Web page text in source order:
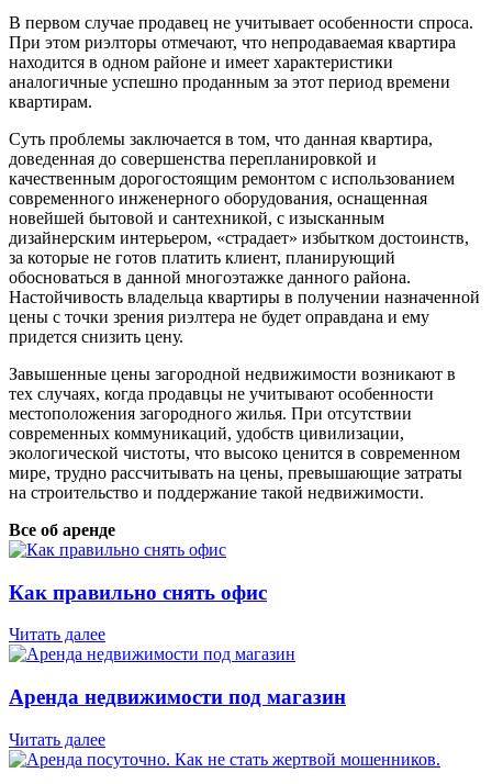
В первом случае продавец не учитывает особенности спроса.
При этом риэлторы отмечают, что непродаваемая квартира
находится в одном районе и имеет характеристики
аналогичные успешно проданным за этот период времени
квартирам.
Суть проблемы заключается в том, что данная квартира,
доведенная до совершенства перепланировкой и
качественным дорогостоящим ремонтом с использованием
современного инженерного оборудования, оснащенная
новейшей бытовой и сантехникой, с изысканным
дизайнерским интерьером, «страдает» избытком достоинств,
за которые не готов платить клиент, планирующий
обосноваться в данной многоэтажке данного района.
Настойчивость владельца квартиры в получении назначенной
цены с точки зрения риэлтера не будет оправдана и ему
придется снизить цену.
Завышенные цены загородной недвижимости возникают в
тех случаях, когда продавцы не учитывают особенности
местоположения загородного жилья. При отсутствии
современных коммуникаций, удобств цивилизации,
экологической чистоты, что высоко ценится в современном
мире, трудно рассчитывать на цены, превышающие затраты
на строительство и поддержание такой недвижимости.
Все об аренде
Как правильно снять офис
Читать далее
Аренда недвижимости под магазин
Читать далее